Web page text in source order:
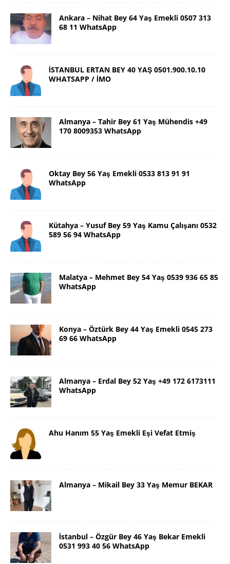
Ankara – Nihat Bey 64 Yaş Emekli 0507 313
68 11 WhatsApp
İSTANBUL ERTAN BEY 40 YAŞ 0501.900.10.10
WHATSAPP / İMO
Almanya – Tahir Bey 61 Yaş Mühendis +49
170 8009353 WhatsApp
Oktay Bey 56 Yaş Emekli 0533 813 91 91
WhatsApp
Kütahya – Yusuf Bey 59 Yaş Kamu Çalışanı 0532
589 56 94 WhatsApp
Malatya – Mehmet Bey 54 Yaş 0539 936 65 85
WhatsApp
Konya – Öztürk Bey 44 Yaş Emekli 0545 273
69 66 WhatsApp
Almanya – Erdal Bey 52 Yaş +49 172 6173111
WhatsApp
Ahu Hanım 55 Yaş Emekli Eşi Vefat Etmiş
Almanya – Mikail Bey 33 Yaş Memur BEKAR
İstanbul – Özgür Bey 46 Yaş Bekar Emekli
0531 993 40 56 WhatsApp